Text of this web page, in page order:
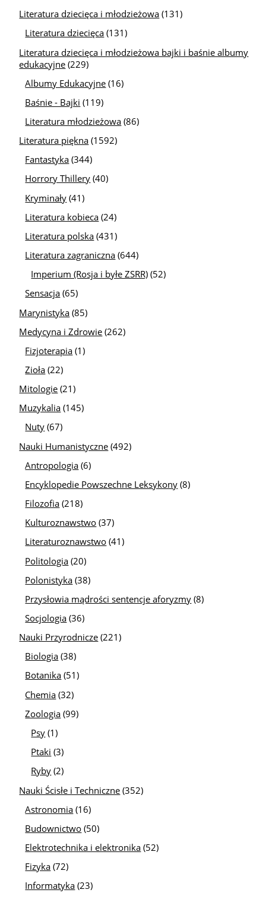
Literatura dziecięca i młodzieżowa (131)
Literatura dziecięca (131)
Literatura dziecięca i młodzieżowa bajki i baśnie albumy
edukacyjne (229)
Albumy Edukacyjne (16)
Baśnie - Bajki (119)
Literatura młodzieżowa (86)
Literatura piękna (1592)
Fantastyka (344)
Horrory Thillery (40)
Kryminały (41)
Literatura kobieca (24)
Literatura polska (431)
Literatura zagraniczna (644)
Imperium (Rosja i byłe ZSRR) (52)
Sensacja (65)
Marynistyka (85)
Medycyna i Zdrowie (262)
Fizjoterapia (1)
Zioła (22)
Mitologie (21)
Muzykalia (145)
Nuty (67)
Nauki Humanistyczne (492)
Antropologia (6)
Encyklopedie Powszechne Leksykony (8)
Filozofia (218)
Kulturoznawstwo (37)
Literaturoznawstwo (41)
Politologia (20)
Polonistyka (38)
Przysłowia mądrości sentencje aforyzmy (8)
Socjologia (36)
Nauki Przyrodnicze (221)
Biologia (38)
Botanika (51)
Chemia (32)
Zoologia (99)
Psy (1)
Ptaki (3)
Ryby (2)
Nauki Ścisłe i Techniczne (352)
Astronomia (16)
Budownictwo (50)
Elektrotechnika i elektronika (52)
Fizyka (72)
Informatyka (23)